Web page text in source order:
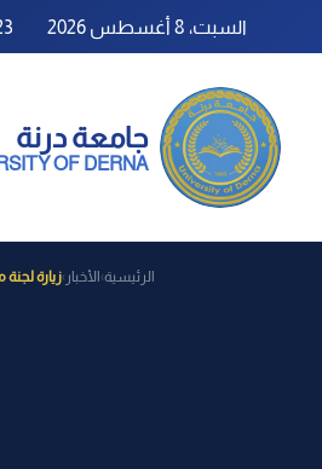
السبت، 8 أغسطس 2026
جامعة درنة
OF DERNA
الرئيسية› الأخبار ›زيارة